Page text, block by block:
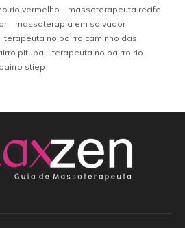
rio vermelho
massoterapeuta recife
massoterapia em salvador
terapeuta no bairro caminho das
pituba
terapeuta no bairro rio
stiep